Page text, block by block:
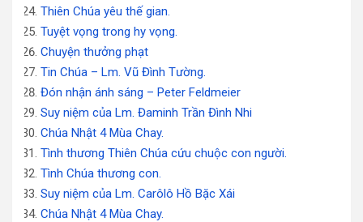
Thiên Chúa yêu thế gian.
Tuyệt vọng trong hy vọng.
Chuyện thưởng phạt
Tin Chúa – Lm. Vũ Đình Tường.
Đón nhận ánh sáng – Peter Feldmeier
Suy niệm của Lm. Đaminh Trần Đình Nhi
Chúa Nhật 4 Mùa Chay.
Tình thương Thiên Chúa cứu chuộc con người.
Tình Chúa thương con.
Suy niệm của Lm. Carôlô Hồ Bặc Xái
Chúa Nhật 4 Mùa Chay.